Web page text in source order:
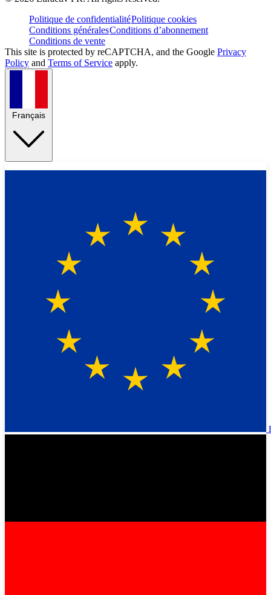
Politique de confidentialitéPolitique cookies
Conditions généralesConditions d’abonnement
Conditions de vente
This site is protected by reCAPTCHA, and the Google Privacy
Policy and Terms of Service apply.
Français